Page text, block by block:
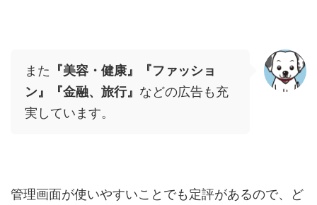
また 『美容・健康』『ファッショ
ン』『金融、旅行』 などの広告も充
実しています。
管理画面が使いやすいことでも定評があるので、ど